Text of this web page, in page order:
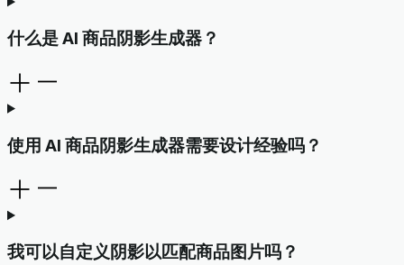
什么是 AI 商品阴影生成器？
使用 AI 商品阴影生成器需要设计经验吗？
我可以自定义阴影以匹配商品图片吗？